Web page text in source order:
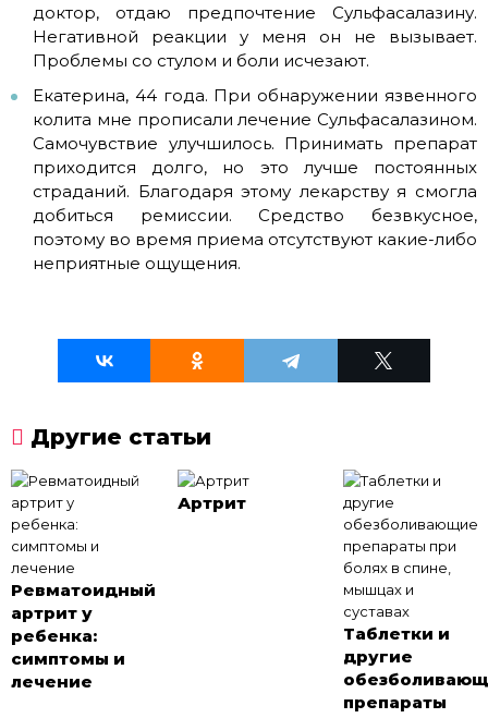
доктор, отдаю предпочтение Сульфасалазину.
Негативной реакции у меня он не вызывает.
Проблемы со стулом и боли исчезают.
Екатерина, 44 года. При обнаружении язвенного
колита мне прописали лечение Сульфасалазином.
Самочувствие улучшилось. Принимать препарат
приходится долго, но это лучше постоянных
страданий. Благодаря этому лекарству я смогла
добиться ремиссии. Средство безвкусное,
поэтому во время приема отсутствуют какие-либо
неприятные ощущения.
Другие статьи
Ревматоидный
артрит у
ребенка:
симптомы и
лечение
Артрит
Таблетки и
другие
препараты